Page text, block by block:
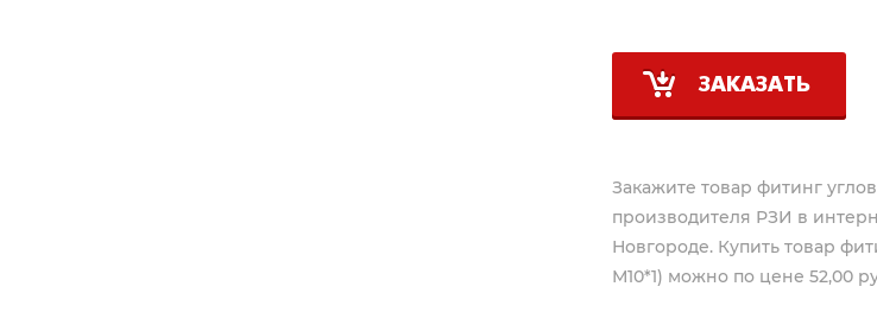
ЗАКАЗАТЬ
Закажите товар фитинг
производителя РЗИ в
Новгороде. Купить товар
М10*1) можно по цене 52,00